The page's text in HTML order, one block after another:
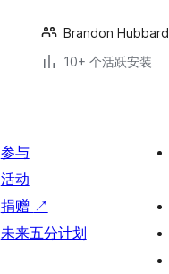
Brandon Hubbard
10+ 个活跃安装
参与
活动
捐赠 ↗
未来五分计划